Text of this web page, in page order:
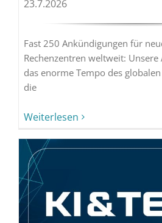
23.7.2026
Fast 250 Ankündigungen für
Rechenzentren weltweit:
das enorme Tempo des
die
Weiterlesen